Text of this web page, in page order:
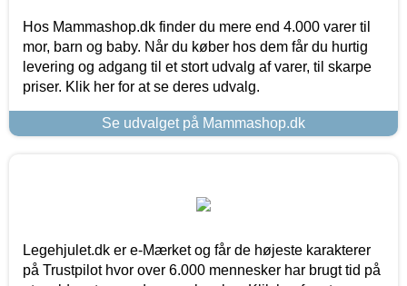
Hos Mammashop.dk finder du mere end 4.000 varer til
mor, barn og baby. Når du køber hos dem får du hurtig
levering og adgang til et stort udvalg af varer, til skarpe
priser. Klik her for at se deres udvalg.
Se udvalget på Mammashop.dk
Legehjulet.dk er e-Mærket og får de højeste karakterer
på Trustpilot hvor over 6.000 mennesker har brugt tid på